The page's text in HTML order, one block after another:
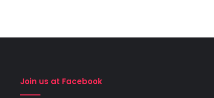
Join us at Facebook